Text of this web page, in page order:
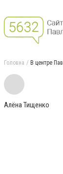
Головна В центре
Алёна Тищенко